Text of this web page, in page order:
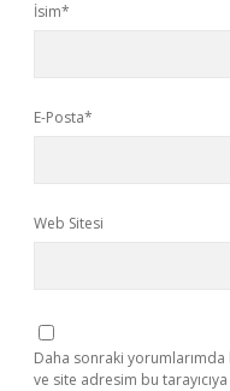
İsim*
E-Posta*
Web Sitesi
Daha sonraki yorumlarımda
ve site adresim bu